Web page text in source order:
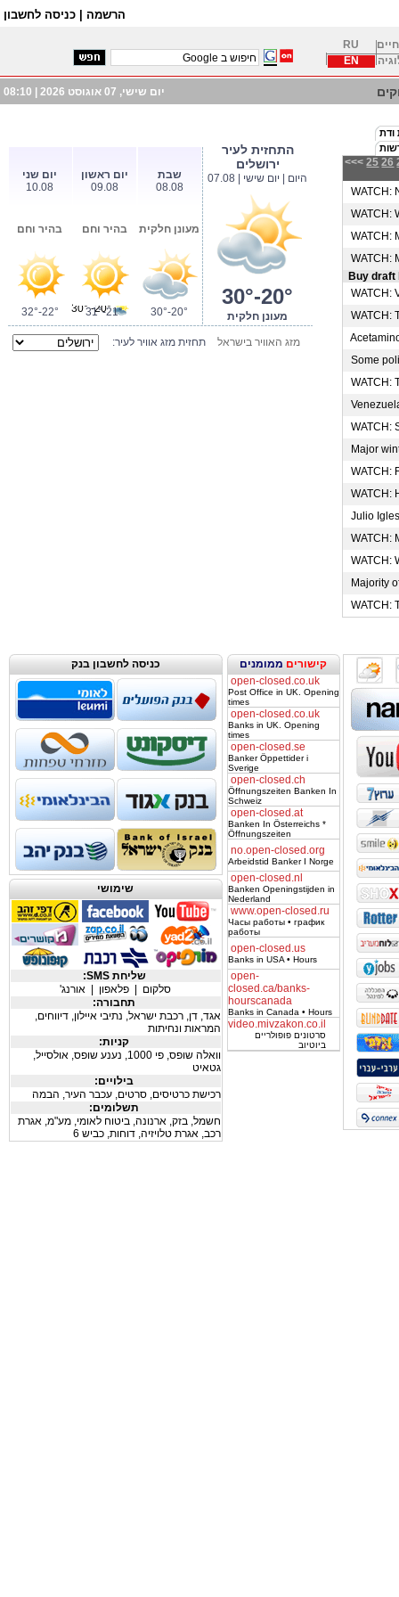
הרשמה | כניסה לחשבון
RU
EN
יום שישי, 07 אוגוסט 2026 | 08:10
ודת
<<<25 26
WATCH:
WATCH:
WATCH:
WATCH:
Buy draft
WATCH:
WATCH:
Some
WATCH:
WATCH:
Major
WATCH:
WATCH:
Julio
WATCH:
WATCH:
Majority
WATCH:
יום שני
10.08
בהיר וחם
32°-22°
יום ראשון
09.08
בהיר וחם
31°-21°
שבת
08.08
מעונן חלקית
30°-20°
התחזית לעיר
ירושלים
היום | יום שישי | 07.08
30°-20°
מעונן חלקית
תחזית מזג אוויר לעיר: מזג האוויר בישראל
כניסה לחשבון בנק
שימושי
שליחת SMS:
סלקום
פלאפון
אורנג'
תחבורה:
אגד, דן, רכבת ישראל, נתיבי איילון, דיווחים,
המראות ונחיתות
קניות:
וואלה שופס, פי 1000 , נענע שופס, אולסייל,
גטאיט
בילויים:
רכישת כרטיסים, סרטים, עכבר העיר, הבמה
תשלומים:
חשמל, בזק, ארנונה, ביטוח לאומי, מע"מ, אגרת
רכב, אגרת טלויזיה, דוחות, כביש 6
קישורים ממומנים
open-closed.co.uk
Post Office in UK. Opening
times
open-closed.co.uk
Banks in UK. Opening
times
open-closed.se
Banker Öppettider i
Sverige
open-closed.ch
Öffnungszeiten Banken In
Schweiz
open-closed.at
Banken In Österreichs *
Öffnungszeiten
no.open-closed.org
Arbeidstid Banker I Norge
open-closed.nl
Banken Openingstijden in
Nederland
www.open-closed.ru
Часы работы • график
работы
open-closed.us
Banks in USA • Hours
open-
closed.ca/banks-
hourscanada
Banks in Canada • Hours
video.mivzakon.co.il
סרטונים פופולריים
ביוטיוב
20°- 30°